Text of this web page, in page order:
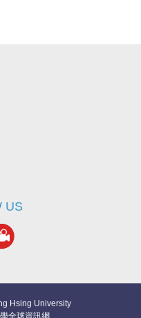
US
Hsing University
全球資訊網